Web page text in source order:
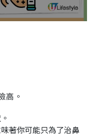
高。
著你可能只為了治鼻